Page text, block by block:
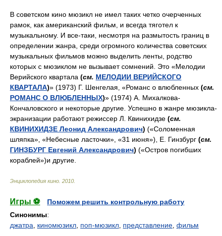
В советском кино мюзикл не имел таких четко очерченных
рамок, как американский фильм, и всегда тяготел к
музыкальному. И все-таки, несмотря на размытость границ в
определении жанра, среди огромного количества советских
музыкальных фильмов можно выделить ленты, родство
которых с мюзиклом не вызывает сомнений. Это «Мелодии
Верийского квартала (см. МЕЛОДИИ ВЕРИЙСКОГО
КВАРТАЛА)» (1973) Г. Шенгелая, «Романс о влюбленных (см.
РОМАНС О ВЛЮБЛЕННЫХ)» (1974) А. Михалкова-
Кончаловского и некоторые другие. Успешно в жанре мюзикла-
экранизации работают режиссер Л. Квинихидзе (см.
КВИНИХИДЗЕ Леонид Александрович) («Соломенная
шляпка», «Небесные ласточки», «31 июня»), Е. Гинзбург (см.
ГИНЗБУРГ Евгений Александрович) («Остров погибших
кораблей»)и другие.
Энциклопедия кино 2010
Игры ⚽
Поможем решить контрольную работу
Синонимы:
джатра
киномюзикл поп-мюзикл представление фильм